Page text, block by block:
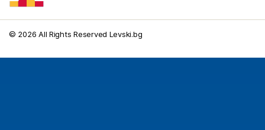
© 2026 All Rights Reserved Levski.bg